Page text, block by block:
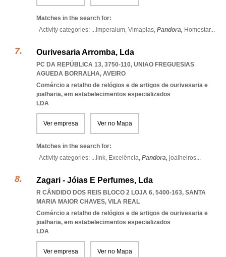
Matches in the search for:
Activity categories: ... Imperalum, Vimaplas, Pandora, Homestar...
Ourivesaria Arromba, Lda
PC DA REPÚBLICA 13, 3750-110, UNIAO FREGUESIAS
AGUEDA BORRALHA, AVEIRO
Comércio a retalho de relógios e de artigos de ourivesaria e
joalharia, em estabelecimentos especializados
LDA
Ver empresa Ver no Mapa
Matches in the search for:
Activity categories: ... link, Excelência, Pandora, joalheiros...
Zagari - Jóias E Perfumes, Lda
R CÂNDIDO DOS REIS BLOCO 2 LOJA 6, 5400-163, SANTA
MARIA MAIOR CHAVES, VILA REAL
Comércio a retalho de relógios e de artigos de ourivesaria e
joalharia, em estabelecimentos especializados
LDA
Ver empresa Ver no Mapa